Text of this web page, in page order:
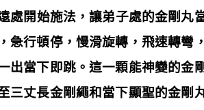
處開始施法，讓弟子處的金剛丸
急行頓停，慢滑旋轉，飛速轉彎
出當下即跳。這一顆能神變的金
三丈長金剛繩和當下顯聖的金剛